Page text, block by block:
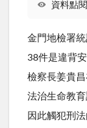
資料點
金門地檢署
38件是違背
檢察長姜貴
法治生命教
因此觸犯刑